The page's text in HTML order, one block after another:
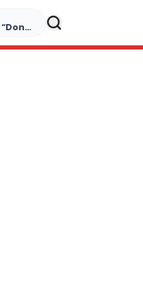
Yonca Samlı ‘dan İkinci Tekli “Donacaksın Sevgilim “ yayımlandı